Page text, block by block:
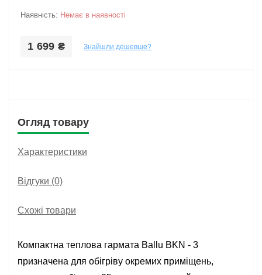
Наявність: Немає в наявності
1 699 ₴ Знайшли дешевше?
Огляд товару
Характеристики
Відгуки (0)
Схожі товари
Компактна теплова гармата Ballu BKN - 3
призначена для обігріву окремих приміщень,